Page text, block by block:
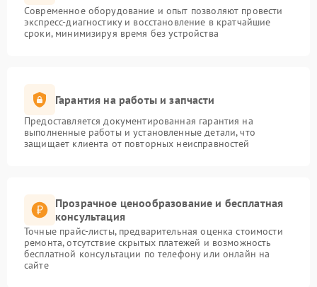
Современное оборудование и опыт позволяют провести
экспресс-диагностику и восстановление в кратчайшие
сроки, минимизируя время без устройства
Гарантия на работы и запчасти
Предоставляется документированная гарантия на
выполненные работы и установленные детали, что
защищает клиента от повторных неисправностей
Прозрачное ценообразование и бесплатная
консультация
Точные прайс-листы, предварительная оценка стоимости
ремонта, отсутствие скрытых платежей и возможность
бесплатной консультации по телефону или онлайн на
сайте